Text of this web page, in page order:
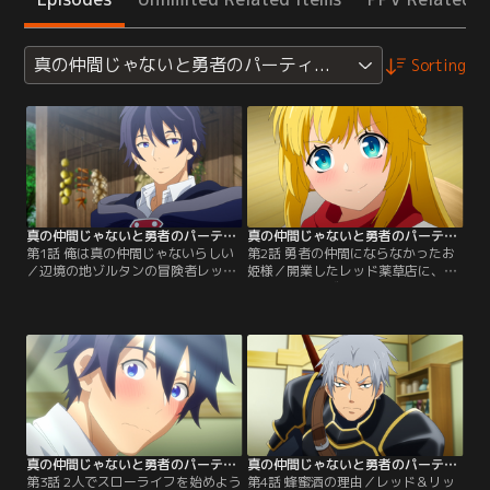
真の仲間じゃないと勇者のパーティーを追い出されたの
Sorting
真の仲間じゃないと勇者のパーティーを追い出されたので、辺境でスローライフすることにしました 第01話
第1話 俺は真の仲間じゃないらしい
／辺境の地ゾルタンの冒険者レッド
タが危険な病を発症し……。
真の仲間じゃないと勇者のパーティーを追い出されたので、辺境でスローライフすることにしました 第02話
第2話 勇者の仲間にならなかったお
姫様／開業したレッド薬草店に、軍
事大国ロガーヴィア公国の第二王女
は、レッドに驚きの提案をする。
真の仲間じゃないと勇者のパーティーを追い出されたので、辺境でスローライフすることにしました 第03話
第3話 2人でスローライフを始めよう
真の仲間じゃないと勇者のパーティーを追い出されたので、辺境でスローライフすることにしました 第04話
第4話 蜂蜜酒の理由／レッド＆リッ